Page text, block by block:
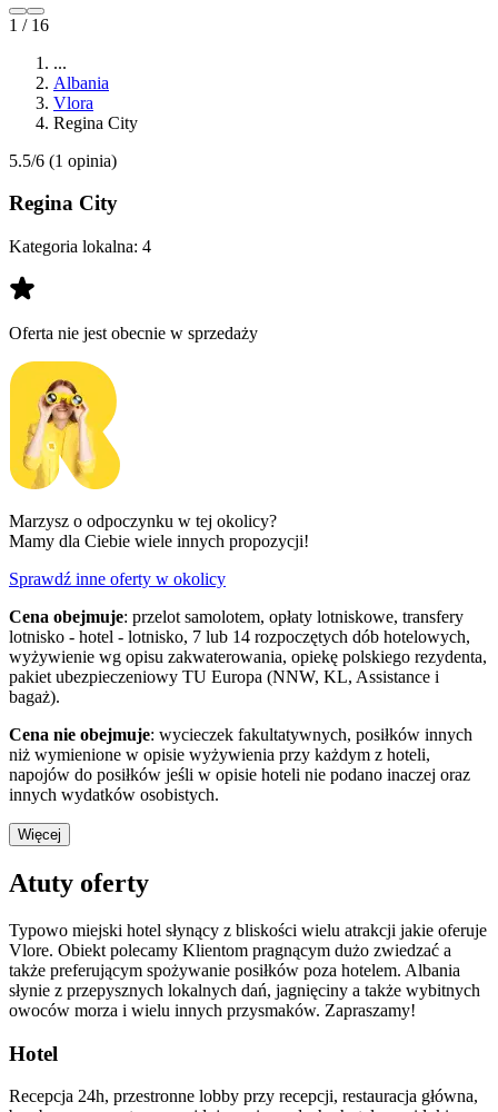
1 / 16
...
Albania
Vlora
Regina City
5.5/6 (1 opinia)
Regina City
Kategoria lokalna: 4
Oferta nie jest obecnie w sprzedaży
Marzysz o odpoczynku w tej okolicy?
Mamy dla Ciebie wiele innych propozycji!
Sprawdź inne oferty w okolicy
Cena obejmuje: przelot samolotem, opłaty lotniskowe, transfery
lotnisko - hotel - lotnisko, 7 lub 14 rozpoczętych dób hotelowych,
wyżywienie wg opisu zakwaterowania, opiekę polskiego rezydenta,
pakiet ubezpieczeniowy TU Europa (NNW, KL, Assistance i
bagaż).
Cena nie obejmuje: wycieczek fakultatywnych, posiłków innych
niż wymienione w opisie wyżywienia przy każdym z hoteli,
napojów do posiłków jeśli w opisie hoteli nie podano inaczej oraz
innych wydatków osobistych.
Więcej
Atuty oferty
Typowo miejski hotel słynący z bliskości wielu atrakcji jakie oferuje
Vlore. Obiekt polecamy Klientom pragnącym dużo zwiedzać a
także preferującym spożywanie posiłków poza hotelem. Albania
słynie z przepysznych lokalnych dań, jagnięciny a także wybitnych
owoców morza i wielu innych przysmaków. Zapraszamy!
Hotel
Recepcja 24h, przestronne lobby przy recepcji, restauracja główna,